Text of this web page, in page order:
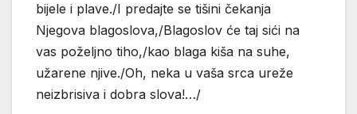
bijele i plave./I predajte se tišini čekanja
Njegova blagoslova,/Blagoslov će taj sići na
vas poželjno tiho,/kao blaga kiša na suhe,
užarene njive./Oh, neka u vaša srca ureže
neizbrisiva i dobra slova!…/